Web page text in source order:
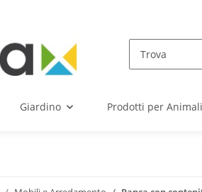
Giardino Prodotti per Animali